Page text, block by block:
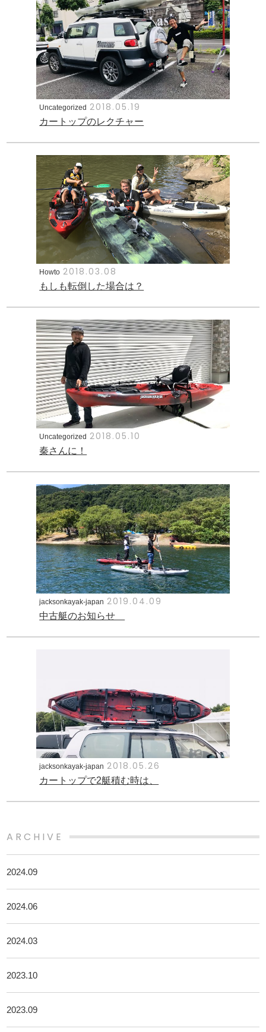
Uncategorized 2018.05.19
カートップのレクチャー
Howto 2018.03.08
もしも転倒した場合は？
Uncategorized 2018.05.10
秦さんに！
jacksonkayak-japan 2019.04.09
中古艇のお知らせ
jacksonkayak-japan 2018.05.26
カートップで2艇積む時は、
ARCHIVE
2024.09
2024.06
2024.03
2023.10
2023.09